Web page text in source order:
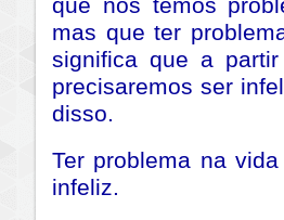
que nós temos
mas que ter
significa que a
precisaremos ser
disso.
Ter problema na
infeliz.